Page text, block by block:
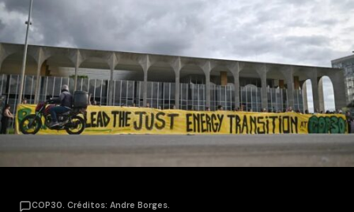
COP30. Créditos: Andre Borges.